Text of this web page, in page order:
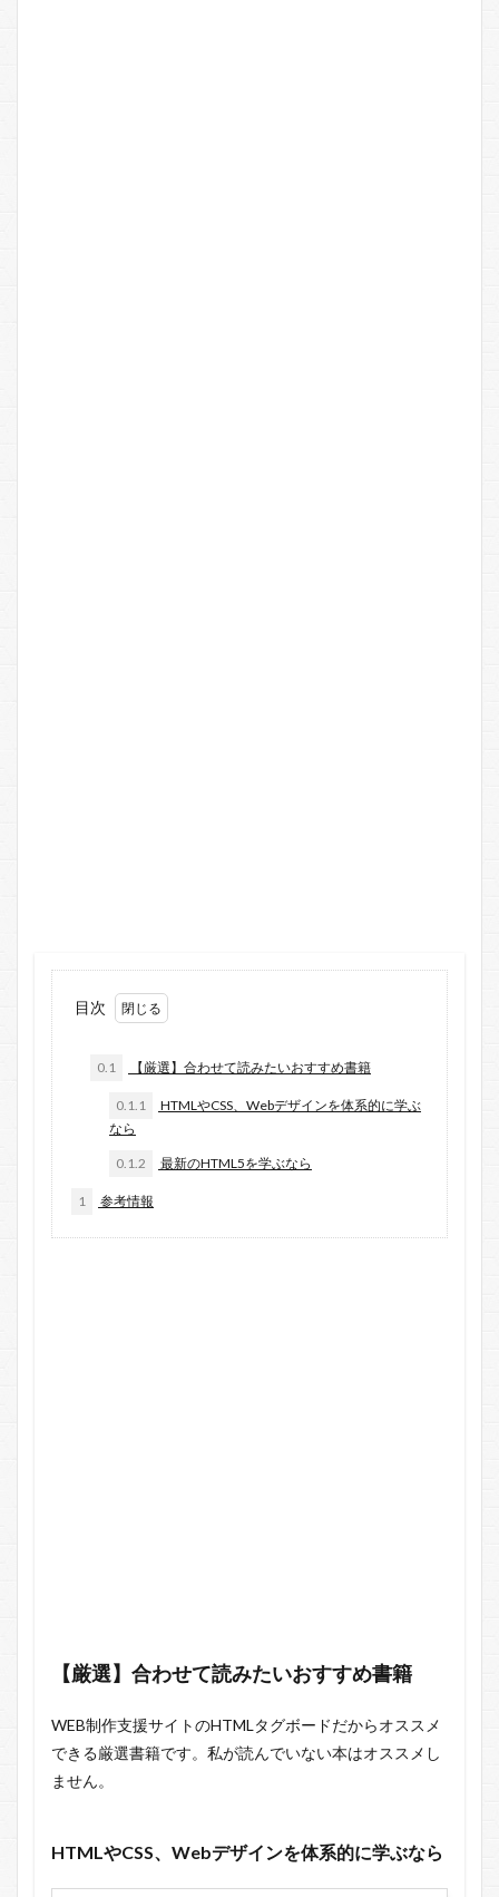
目次
0.1 【厳選】合わせて読みたいおすすめ書籍
0.1.1
HTMLやCSS、Webデザインを体系的に学ぶ
なら
0.1.2 最新のHTML5を学ぶなら
1 参考情報
【厳選】合わせて読みたいおすすめ書籍
WEB制作支援サイトのHTMLタグボードだからオススメ
できる厳選書籍です。私が読んでいない本はオススメし
ません。
HTMLやCSS、Webデザインを体系的に学ぶなら